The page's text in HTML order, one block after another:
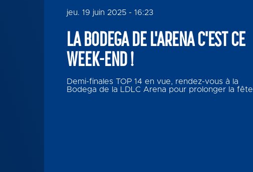
FAQ
jeu. 19 juin 2025 - 16:23
LA BODEGA DE L'ARENA C'EST CE
WEEK-END !
Demi-finales TOP 14 en vue, rendez-vous à la
Bodega de la LDLC Arena pour prolonger la